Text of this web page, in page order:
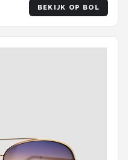
BEKIJK OP BOL